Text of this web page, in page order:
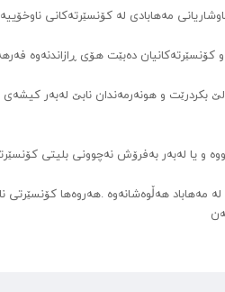
مەهابادی لە کۆنسێرتەکانی ناوخۆییە
دەبێت هۆی ڕازاندنەوە
بکردرێت و هونەرمەندان نابێ لەبەر
و یا لەبەر بەفرۆش نەچوونی بلیتی